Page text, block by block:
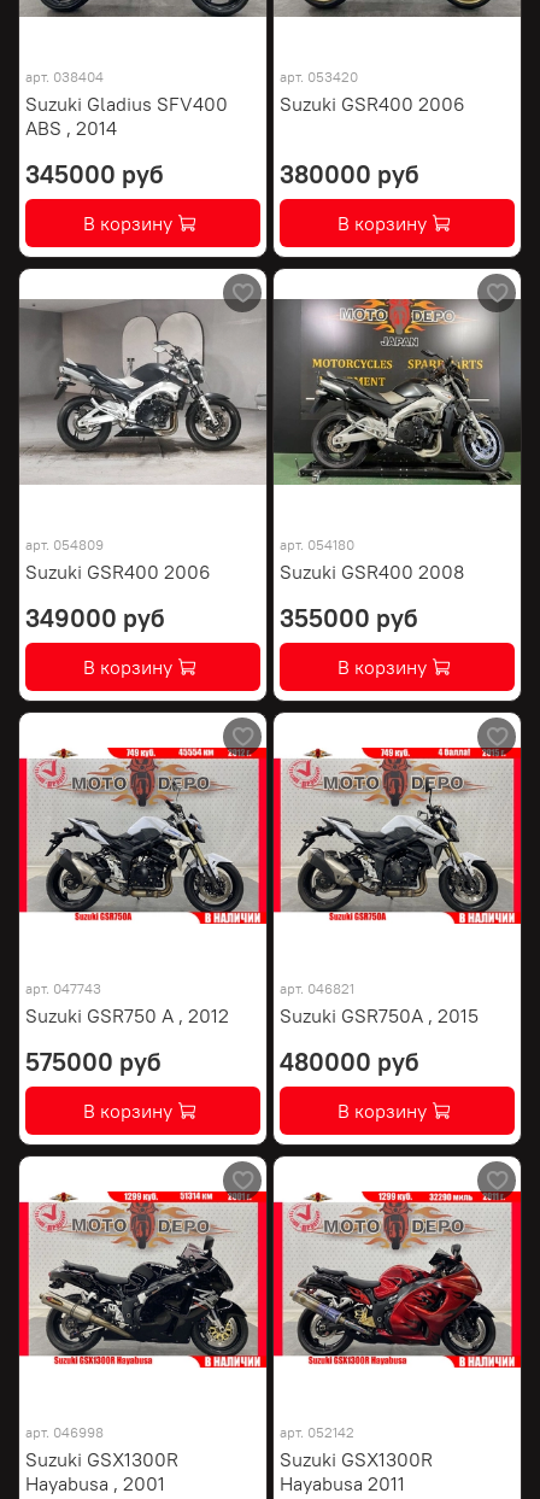
арт. 038404
Suzuki Gladius SFV400
ABS , 2014
345000 руб
В корзину
арт. 053420
Suzuki GSR400 2006
380000 руб
В корзину
арт. 054809
Suzuki GSR400 2006
349000 руб
В корзину
арт. 054180
Suzuki GSR400 2008
355000 руб
В корзину
арт. 047743
Suzuki GSR750 A , 2012
575000 руб
В корзину
арт. 046821
Suzuki GSR750A , 2015
480000 руб
В корзину
арт. 046998
Suzuki GSX1300R
Hayabusa , 2001
арт. 052142
Suzuki GSX1300R
Hayabusa 2011